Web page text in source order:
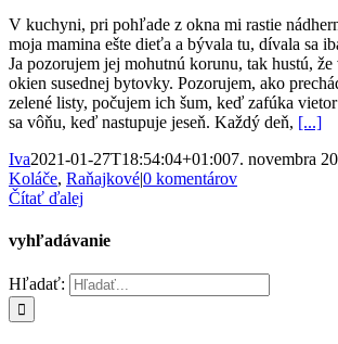
V kuchyni, pri pohľade z okna mi rastie
moja mamina ešte dieťa a bývala tu, dívala sa
Ja pozorujem jej mohutnú korunu, tak hustú,
okien susednej bytovky. Pozorujem, ako
zelené listy, počujem ich šum, keď zafúka
sa vôňu, keď nastupuje jeseň. Každý deň, [...]
Iva2021-01-27T18:54:04+01:007. novembra
Koláče, Raňajkové|0 komentárov
Čítať ďalej
vyhľadávanie
Hľadať: